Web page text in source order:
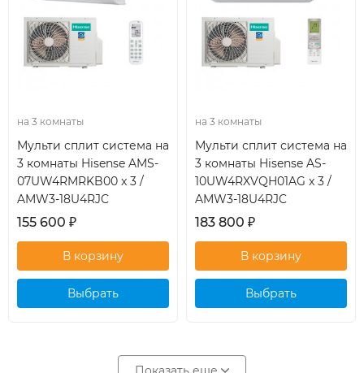
на 3 комнаты
Мульти сплит система на
3 комнаты Hisense AMS-
07UW4RMRKB00 x 3 /
AMW3-18U4RJC
155 600 ₽
Выбрать
на 3 комнаты
Мульти сплит система на
3 комнаты Hisense AS-
10UW4RXVQH01AG x 3 /
AMW3-18U4RJC
183 800 ₽
Выбрать